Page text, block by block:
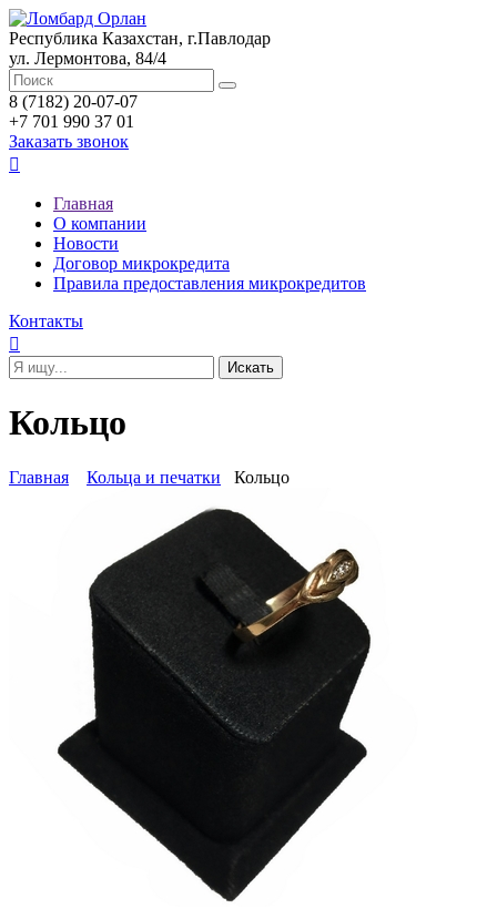
Республика Казахстан, г.Павлодар
ул. Лермонтова, 84/4
8 (7182) 20-07-07
+7 701 990 37 01
Заказать звонок

Главная
О компании
Новости
Договор микрокредита
Правила предоставления микрокредитов
Контакты

Кольцо
Главная Кольца и печатки Кольцо